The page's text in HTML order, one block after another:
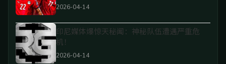
2026-04-14
印尼媒体爆惊天秘闻：神秘队伍遭遇严重危
机！
2026-04-14